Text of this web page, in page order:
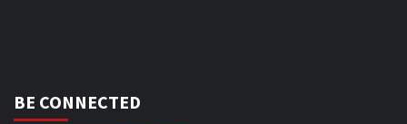
BE CONNECTED